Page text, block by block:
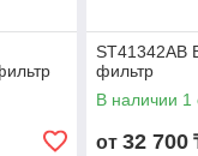
ST41342AB
фильтр
В наличии 1
от 32 700